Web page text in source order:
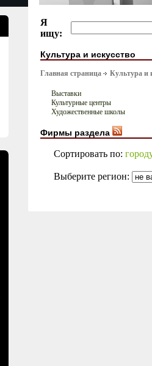
Я
ищу:
Культура и искусство
Главная страница Культура и
Выставки
Культурные центры
Художественные школы
Фирмы раздела
Сортировать по:
Выберите регион: